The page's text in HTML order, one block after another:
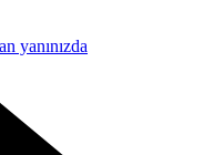
yanınızda